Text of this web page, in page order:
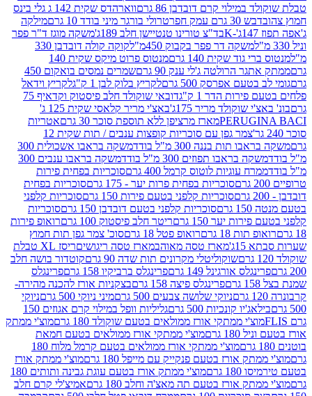
קרם דובדבן 86 גרם
ווארהדס שקית 142 ג גלי בינס
דבש 30 גרם עמק חפר
טרולי בורגר מיני בודד 10 גרם
מילקה
בד"צ טורינו טנטיישן חלב 189ג'
משקה מוגז ד"ר פפר
משקה דר פפר בקבוק 450מ"ל
קוקה קולה דובדבן 330
גוד שקית 140 גרם
מנטוס פרוט מיקס שקית 140
הרולטה ג'לי ענק 90 גרם
שמרים נמסים בואקום 450
אפרסק 500 גרם
לקריץ בלוק לבן 1 ק"ג
לקריץ וידאל
הדר 1 ק"ג
דובאי שוקולד חלב פיסטוק וקדאיף 75
שוקולד מריר 175ג'
באצ'י מריר קלאסי שקית 125 ג'
מארז מרציפן ללא תוספת סוכר 30 גרם
אטריות
צמר גפן עם סוכריות קופצות ענבים / תות שקית 12
תות בננה 300 מ"ל בודד
משקה בראבו אשכולית 300
בראבו תפוזים 300 מ"ל בודד
משקה בראבו ענבים 300
עוגיות לוטוס קרמל 400 גרם
סוכריות בפחית פירות
סוכריות בפחית פרות יער - 175 גרם
סוכריות בפחית
סוכריות קלפני בטעם פירות 150 גרם
סוכריות קלפני
סוכריות קלפני בטעם דובדבן 150 גרם
סוכריות
יער 150 גרם
ריטר חלב פיסטוק 100 גרם
רואופ פירות
תות 18 גרם
רואופ פטל 18 גרם
סוכ' צמר גפן תות חמוץ
מארז טסה מאוהב מארז טסה ריגושים
ריסז XL טבלת
שוקוליטלי מקרונים תות שדה 90 גרם
קוטדור בושה חלב
אורגינל 149 גרם
פרינגלס ברביקיו 158 גרם
פרינגלס
פרינגלס פיצה 158 גרם
בצקניות אורז להכנה מהירה-
ניוקי שלושה צבעים 500 גרם
מיני ניוקי 500 גרם
ניוקי
קונכיות 500 גרם
גליליות וופל במילוי קרם אגוזים 150
ממתקי אורז ממולאים בטעם שוקולד 180 גרם
מוצ'י ממתק
גרם
מוצ'י ממתקי אורז ממולאים בטעם חמאת
מוצ'י ממתקי אורז ממולאים בטעם קרמל מלוח 180
אורז בטעם פנקייק עם מייפל 180 גרם
מוצ'י ממתק אורז
גרם
מוצ'י ממתק אורז בטעם עוגת גבינה ותותים 180
אורז בטעם תה מאצ'ה וחלב 180 גרם
אמיצ'לי קרם חלב